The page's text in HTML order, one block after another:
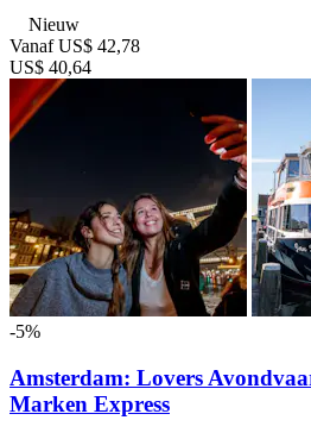
Nieuw
Vanaf US$ 42,78
US$ 40,64
-5%
Amsterdam: Lovers
Marken Express